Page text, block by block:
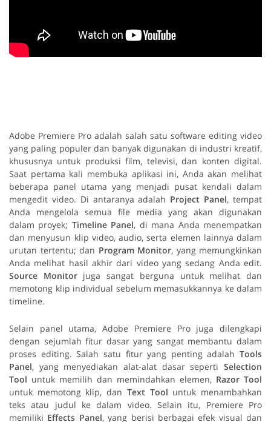
Adobe Premiere Pro adalah salah satu software editing video
yang paling populer dan banyak digunakan di industri kreatif,
khususnya untuk produksi film, televisi, dan konten digital.
Saat pertama kali membuka aplikasi ini, Anda akan melihat
beberapa panel utama yang menjadi pusat kendali dalam
mengedit video. Di antaranya adalah Project Panel, tempat
Anda mengelola semua file media yang akan digunakan
dalam proyek; Timeline Panel, di mana Anda menempatkan
dan menyusun klip video, audio, serta elemen lainnya dalam
urutan tertentu; dan Program Monitor, yang memungkinkan
Anda melihat hasil akhir dari video yang sedang Anda edit.
Source Monitorjuga sangat berguna untuk melihat dan
memotong klip individual sebelum memasukkannya ke dalam
timeline.
Selain panel utama, Adobe Premiere Pro juga dilengkapi
dengan sejumlah fitur dasar yang sangat membantu dalam
proses editing. Salah satu fitur yang penting adalah Tools
Panel, yang menyediakan alat-alat dasar seperti Selection
Tool untuk memilih dan memindahkan elemen, Razor Tool
untuk memotong klip, dan Text Tool untuk menambahkan
teks atau judul ke dalam video. Selain itu, Premiere Pro
memiliki Effects Panel, yang berisi berbagai efek visual dan